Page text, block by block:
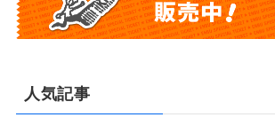
人気記事